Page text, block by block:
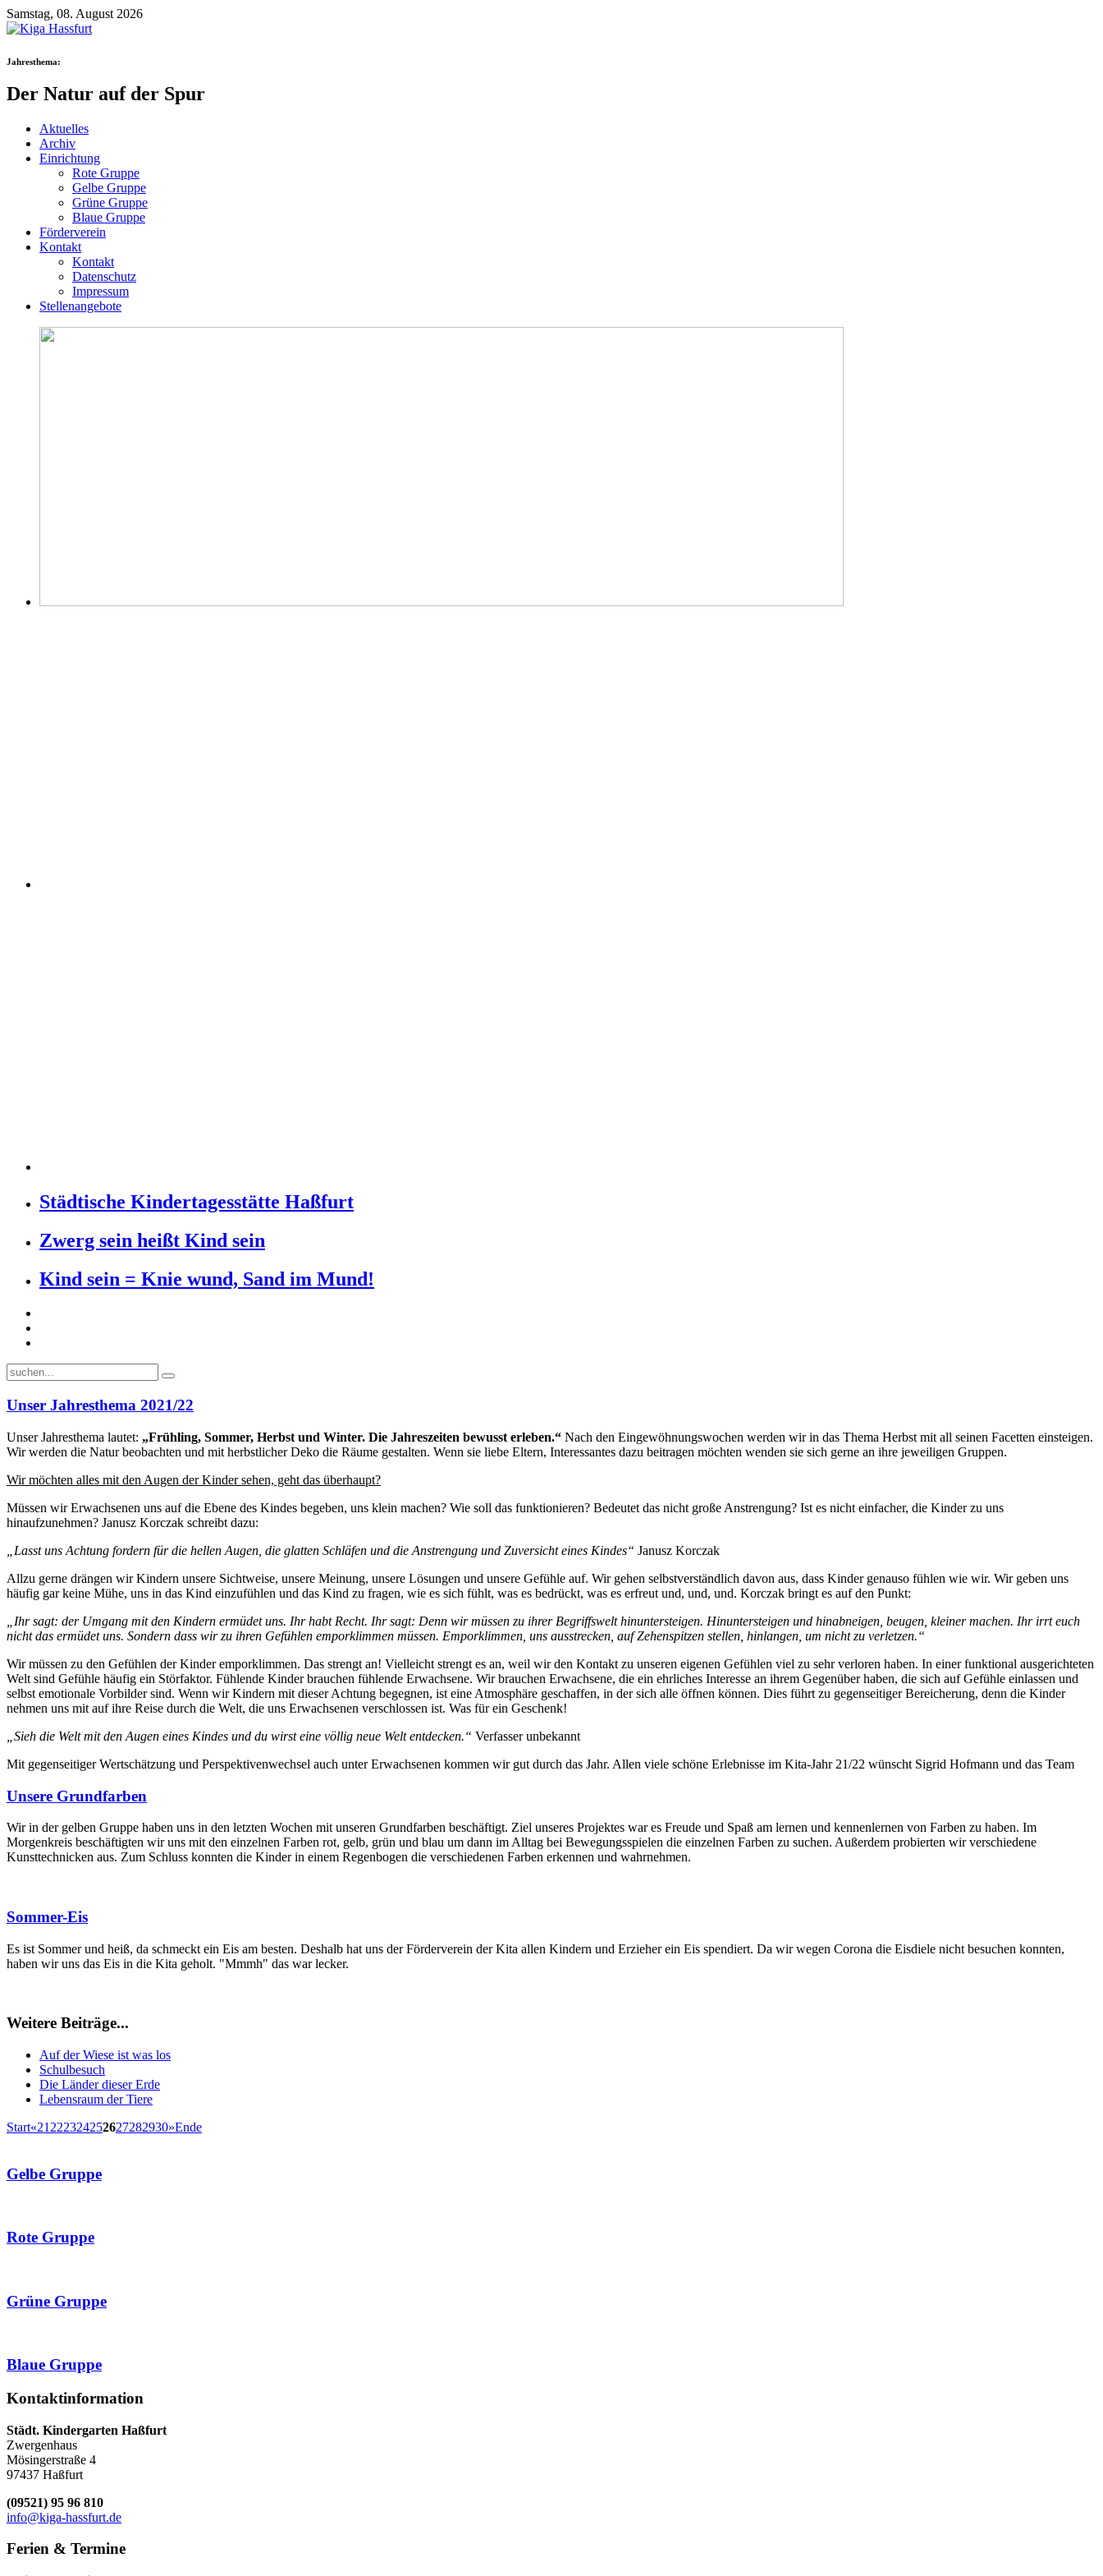
Samstag, 08. August 2026
Jahresthema:
Der Natur auf der Spur
Aktuelles
Archiv
Einrichtung
Rote Gruppe
Gelbe Gruppe
Grüne Gruppe
Blaue Gruppe
Förderverein
Kontakt
Kontakt
Datenschutz
Impressum
Stellenangebote
Städtische Kindertagesstätte Haßfurt
Zwerg sein heißt Kind sein
Kind sein = Knie wund, Sand im Mund!
Unser Jahresthema 2021/22
Unser Jahresthema lautet: „Frühling, Sommer, Herbst und Winter. Die Jahreszeiten bewusst erleben.“ Nach den Eingewöhnungswochen werden wir in das Thema Herbst mit all seinen Facetten einsteigen.
Wir werden die Natur beobachten und mit herbstlicher Deko die Räume gestalten. Wenn sie liebe Eltern, Interessantes dazu beitragen möchten wenden sie sich gerne an ihre jeweiligen Gruppen.
Wir möchten alles mit den Augen der Kinder sehen, geht das überhaupt?
Müssen wir Erwachsenen uns auf die Ebene des Kindes begeben, uns klein machen? Wie soll das funktionieren? Bedeutet das nicht große Anstrengung? Ist es nicht einfacher, die Kinder zu uns
hinaufzunehmen? Janusz Korczak schreibt dazu:
„Lasst uns Achtung fordern für die hellen Augen, die glatten Schläfen und die Anstrengung und Zuversicht eines Kindes“ Janusz Korczak
Allzu gerne drängen wir Kindern unsere Sichtweise, unsere Meinung, unsere Lösungen und unsere Gefühle auf. Wir gehen selbstverständlich davon aus, dass Kinder genauso fühlen wie wir. Wir geben uns
häufig gar keine Mühe, uns in das Kind einzufühlen und das Kind zu fragen, wie es sich fühlt, was es bedrückt, was es erfreut und, und, und. Korczak bringt es auf den Punkt:
„Ihr sagt: der Umgang mit den Kindern ermüdet uns. Ihr habt Recht. Ihr sagt: Denn wir müssen zu ihrer Begriffswelt hinuntersteigen. Hinuntersteigen und hinabneigen, beugen, kleiner machen. Ihr irrt euch
nicht das ermüdet uns. Sondern dass wir zu ihren Gefühlen emporklimmen müssen. Emporklimmen, uns ausstrecken, auf Zehenspitzen stellen, hinlangen, um nicht zu verletzen.“
Wir müssen zu den Gefühlen der Kinder emporklimmen. Das strengt an! Vielleicht strengt es an, weil wir den Kontakt zu unseren eigenen Gefühlen viel zu sehr verloren haben. In einer funktional ausgerichteten
Welt sind Gefühle häufig ein Störfaktor. Fühlende Kinder brauchen fühlende Erwachsene. Wir brauchen Erwachsene, die ein ehrliches Interesse an ihrem Gegenüber haben, die sich auf Gefühle einlassen und
selbst emotionale Vorbilder sind. Wenn wir Kindern mit dieser Achtung begegnen, ist eine Atmosphäre geschaffen, in der sich alle öffnen können. Dies führt zu gegenseitiger Bereicherung, denn die Kinder
nehmen uns mit auf ihre Reise durch die Welt, die uns Erwachsenen verschlossen ist. Was für ein Geschenk!
„Sieh die Welt mit den Augen eines Kindes und du wirst eine völlig neue Welt entdecken.“ Verfasser unbekannt
Mit gegenseitiger Wertschätzung und Perspektivenwechsel auch unter Erwachsenen kommen wir gut durch das Jahr. Allen viele schöne Erlebnisse im Kita-Jahr 21/22 wünscht Sigrid Hofmann und das Team
Unsere Grundfarben
Wir in der gelben Gruppe haben uns in den letzten Wochen mit unseren Grundfarben beschäftigt. Ziel unseres Projektes war es Freude und Spaß am lernen und kennenlernen von Farben zu haben. Im
Morgenkreis beschäftigten wir uns mit den einzelnen Farben rot, gelb, grün und blau um dann im Alltag bei Bewegungsspielen die einzelnen Farben zu suchen. Außerdem probierten wir verschiedene
Kunsttechnicken aus. Zum Schluss konnten die Kinder in einem Regenbogen die verschiedenen Farben erkennen und wahrnehmen.
Sommer-Eis
Es ist Sommer und heiß, da schmeckt ein Eis am besten. Deshalb hat uns der Förderverein der Kita allen Kindern und Erzieher ein Eis spendiert. Da wir wegen Corona die Eisdiele nicht besuchen konnten,
haben wir uns das Eis in die Kita geholt. "Mmmh" das war lecker.
Weitere Beiträge...
Auf der Wiese ist was los
Schulbesuch
Die Länder dieser Erde
Lebensraum der Tiere
Start«21 222324252627282930»Ende
Gelbe Gruppe
Rote Gruppe
Grüne Gruppe
Blaue Gruppe
Kontaktinformation
Städt. Kindergarten Haßfurt
Zwergenhaus
Mösingerstraße 4
97437 Haßfurt
(09521) 95 96 810
info@kiga-hassfurt.de
Ferien & Termine